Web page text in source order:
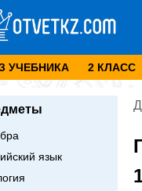
УЧЕБНИКА 2 КЛАСС
язык